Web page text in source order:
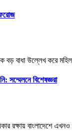
বড় বাধা উল্লেখ
সম্মেলনে বিশেষজ্ঞরা
রক্ষায় বাংলাদেশে